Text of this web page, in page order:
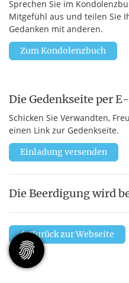
Sprechen Sie im
Mitgefühl aus und teilen Sie
Gedanken mit anderen.
Zum Kondolenzbuch
Die Gedenkseite per
Schicken Sie Verwandten,
einen Link zur Gedenkseite.
Einladung versenden
Die Beerdigung wird
Zurück zur Webseite